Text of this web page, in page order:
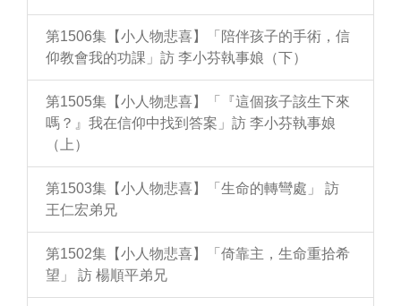
第1506集【小人物悲喜】「陪伴孩子的手術，信
仰教會我的功課」訪 李小芬執事娘（下）
第1505集【小人物悲喜】「『這個孩子該生下來
嗎？』我在信仰中找到答案」訪 李小芬執事娘
（上）
第1503集【小人物悲喜】「生命的轉彎處」 訪
王仁宏弟兄
第1502集【小人物悲喜】「倚靠主，生命重拾希
望」 訪 楊順平弟兄